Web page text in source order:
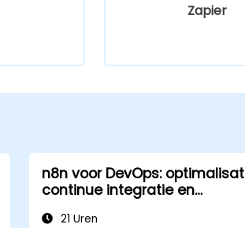
Zapier
n8n voor DevOps:
continue integratie en
21 Uren